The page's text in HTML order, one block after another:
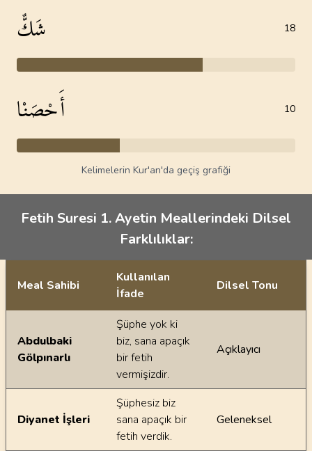
شَكٌّ 18
أَحْصَنْا 10
Kelimelerin Kur'an'da geçiş grafiği
Fetih Suresi 1. Ayetin Meallerindeki Dilsel
Farklılıklar:
Ayetin meallerindeki dilsel farklılıklar
Meal Sahibi
Kullanılan
İfade
Dilsel Tonu
Abdulbaki
Gölpınarlı
Şüphe yok ki
biz, sana apaçık
bir fetih
vermişizdir.
Açıklayıcı
Diyanet İşleri
Şüphesiz biz
sana apaçık bir
fetih verdik.
Geleneksel